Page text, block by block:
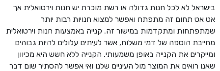
בישראל לא לכל חנות גדולה או רשת מוכרת יש חנות וירטואלית אך
אט אט תחום זה מתפתח ואפשר למצוא חנויות רבות יותר
שמתפתחות ומתקדמות במישור זה. קנייה באמצעות חנות וירטואלית
מחייבת הוספה של דמי משלוח, אשר לעיתים עלולים להיות גבוהים
ומייקרים את הקנייה באופן משמעותי. הקנייה ללא חשש היא מכיוון
שאנו רואים את המוצר מול העיניים שלנו ואי אפשר להסתיר שום דבר